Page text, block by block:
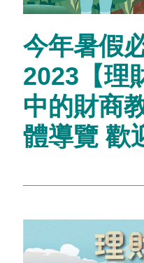
今年暑假
2023【理
中的財商
體導覽 歡